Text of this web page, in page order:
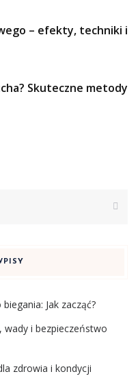
– efekty, techniki i
Skuteczne metody
Jak zacząć?
wady i bezpieczeństwo
zdrowia i kondycji